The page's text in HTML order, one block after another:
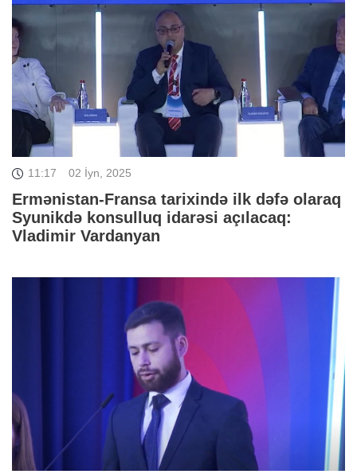
11:17 02 İyn, 2025
Ermənistan-Fransa tarixində ilk dəfə olaraq
Syunikdə konsulluq idarəsi açılacaq:
Vladimir Vardanyan